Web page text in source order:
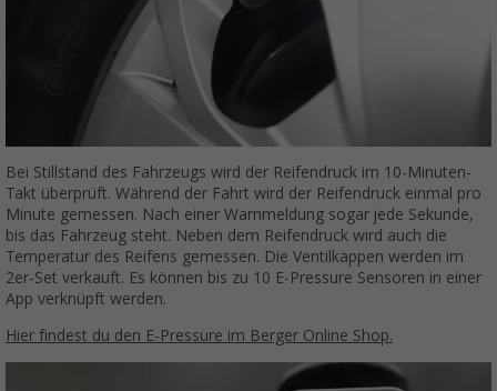
Bei Stillstand des Fahrzeugs wird der Reifendruck im 10-Minuten-
Takt überprüft. Während der Fahrt wird der Reifendruck einmal pro
Minute gemessen. Nach einer Warnmeldung sogar jede Sekunde,
bis das Fahrzeug steht. Neben dem Reifendruck wird auch die
Temperatur des Reifens gemessen. Die Ventilkappen werden im
2er-Set verkauft. Es können bis zu 10 E-Pressure Sensoren in einer
App verknüpft werden.
Hier findest du den E-Pressure im Berger Online Shop.